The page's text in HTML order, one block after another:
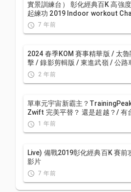
實景訓練台） 彰化經典百K 高強
起練功 2019 Indoor workout
Taiwan
7 年前
2024 春季KOM 賽事精華版 / 太
擊 / 錄影剪輯版 / 東進武嶺 / 公路
2 年前
單車元宇宙新霸主？
Zwift 完美平替？ 還是超越？/ 有
1 年前
Live) 備戰2019彰化經典百K 賽前攻略 (已完賽請看新
影片
7 年前